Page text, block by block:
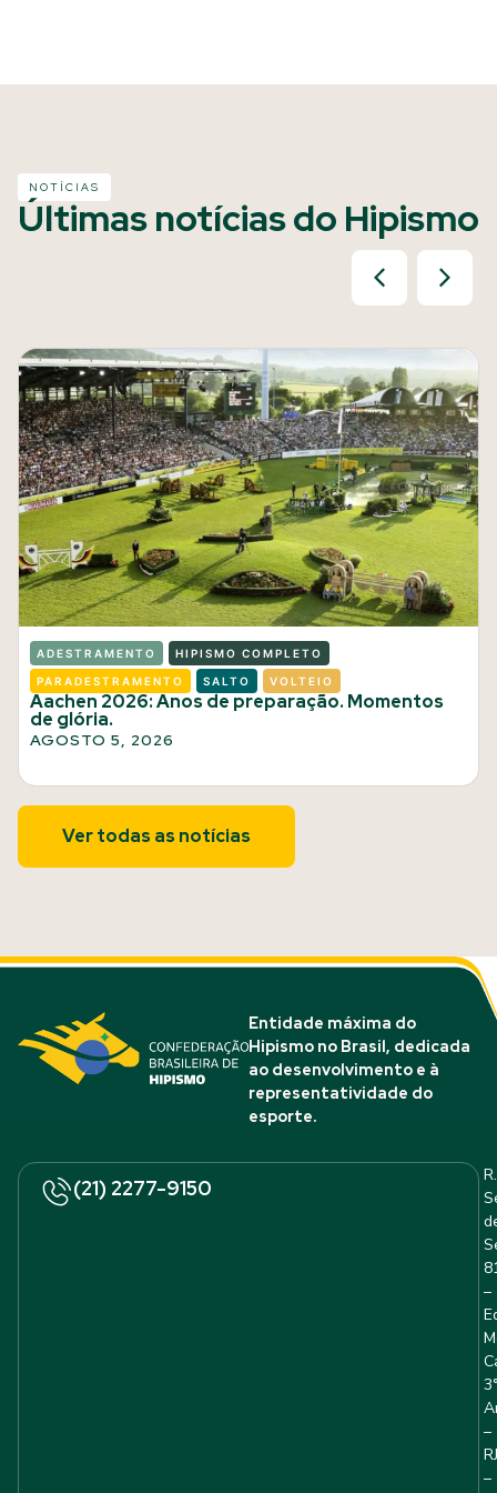
NOTÍCIAS
Últimas notícias do Hipismo
ADESTRAMENTO HIPISMO COMPLETO
PARADESTRAMENTO SALTO VOLTEIO
Aachen 2026: Anos de preparação. Momentos
de glória.
AGOSTO 5, 2026
Ver todas as notícias
Entidade máxima do
Hipismo no Brasil, dedicada
ao desenvolvimento e à
representatividade do
esporte.
(21) 2277-9150
R.
–
–
RJ
–